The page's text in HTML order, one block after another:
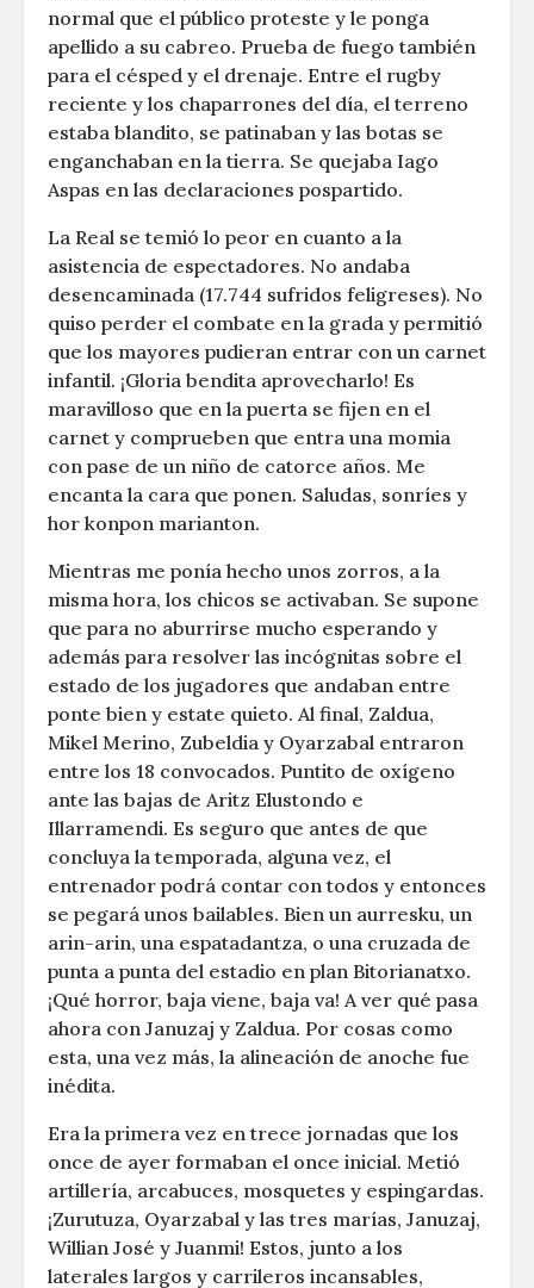
normal que el público proteste y le ponga
apellido a su cabreo. Prueba de fuego también
para el césped y el drenaje. Entre el rugby
reciente y los chaparrones del día, el terreno
estaba blandito, se patinaban y las botas se
enganchaban en la tierra. Se quejaba Iago
Aspas en las declaraciones pospartido.
La Real se temió lo peor en cuanto a la
asistencia de espectadores. No andaba
desencaminada (17.744 sufridos feligreses). No
quiso perder el combate en la grada y permitió
que los mayores pudieran entrar con un carnet
infantil. ¡Gloria bendita aprovecharlo! Es
maravilloso que en la puerta se fijen en el
carnet y comprueben que entra una momia
con pase de un niño de catorce años. Me
encanta la cara que ponen. Saludas, sonríes y
hor konpon marianton.
Mientras me ponía hecho unos zorros, a la
misma hora, los chicos se activaban. Se supone
que para no aburrirse mucho esperando y
además para resolver las incógnitas sobre el
estado de los jugadores que andaban entre
ponte bien y estate quieto. Al final, Zaldua,
Mikel Merino, Zubeldia y Oyarzabal entraron
entre los 18 convocados. Puntito de oxígeno
ante las bajas de Aritz Elustondo e
Illarramendi. Es seguro que antes de que
concluya la temporada, alguna vez, el
entrenador podrá contar con todos y entonces
se pegará unos bailables. Bien un aurresku, un
arin-arin, una espatadantza, o una cruzada de
punta a punta del estadio en plan Bitorianatxo.
¡Qué horror, baja viene, baja va! A ver qué pasa
ahora con Januzaj y Zaldua. Por cosas como
esta, una vez más, la alineación de anoche fue
inédita.
Era la primera vez en trece jornadas que los
once de ayer formaban el once inicial. Metió
artillería, arcabuces, mosquetes y espingardas.
¡Zurutuza, Oyarzabal y las tres marías, Januzaj,
Willian José y Juanmi! Estos, junto a los
laterales largos y carrileros incansables,